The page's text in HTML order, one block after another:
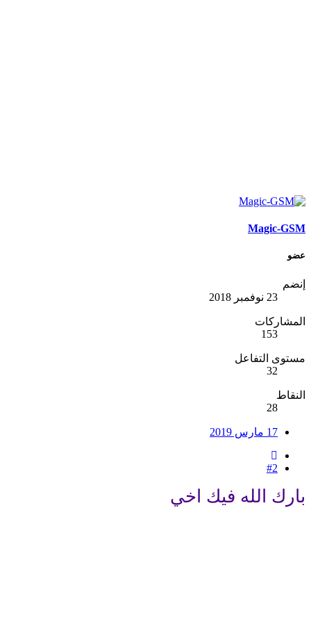
Magic-GSM
عضو
إنضم
23 نوفمبر 2018
المشاركات
153
مستوى التفاعل
32
النقاط
28
17 مارس 2019
#2
بارك الله فيك اخي